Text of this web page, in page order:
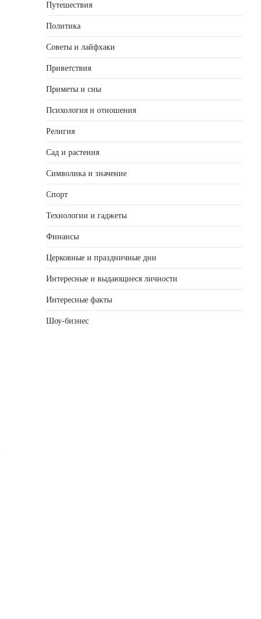
Путешествия
Политика
Советы и лайфхаки
Приветствия
Приметы и сны
Психология и отношения
Религия
Сад и растения
Символика и значение
Спорт
Технологии и гаджеты
Финансы
Церковные и праздничные дни
Интересные и выдающиеся личности
Интересные факты
Шоу-бизнес